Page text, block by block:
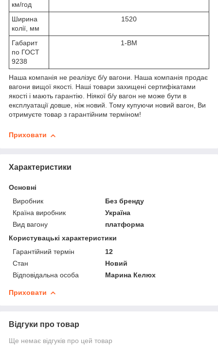
км/год
Ширина
колії, мм
1520
Габарит
по ГОСТ
9238
1-ВМ
Наша компанія не реалізує б/у вагони. Наша компанія продає
вагони вищої якості. Наші товари захищені сертифікатами
якості і мають гарантію. Ніякої б/у вагон не може бути в
експлуатації довше, ніж новий. Тому купуючи новий вагон, Ви
отримуєте товар з гарантійним терміном!
Приховати
Характеристики
Основні
Виробник
Без бренду
Країна виробник
Україна
Вид вагону
платформа
Користувацькі характеристики
Гарантійний термін
12
Стан
Новий
Відповідальна особа
Марина Келюх
Приховати
Відгуки про товар
Ще немає відгуків про цей товар